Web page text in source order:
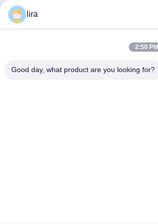
lira
2:50 PM
Good day, what product are you looking for?